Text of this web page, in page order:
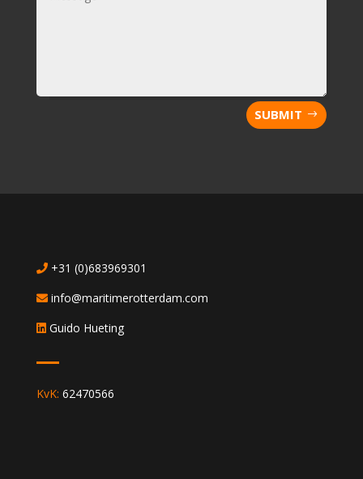
SUBMIT
+31 (0)683969301
info@maritimerotterdam.com
Guido Hueting
KvK: 62470566